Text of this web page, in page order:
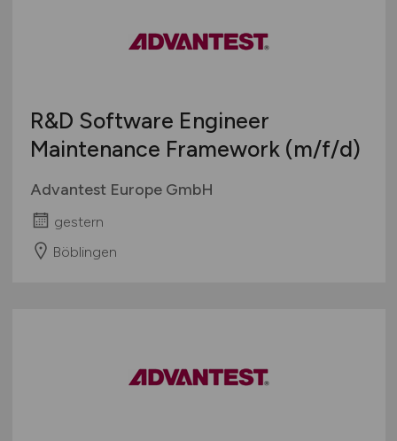
R&D Software Engineer
Maintenance Framework (m/f/d)
Advantest Europe GmbH
gestern
Böblingen